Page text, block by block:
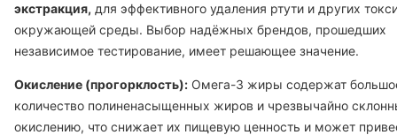
экстракция, для эффективного удаления ртути и других
окружающей среды. Выбор надёжных брендов, прошедших
независимое тестирование, имеет решающее значение.
Окисление (прогорклость): Омега-3 жиры содержат
количество полиненасыщенных жиров и чрезвычайно
окислению, что снижает их пищевую ценность и может